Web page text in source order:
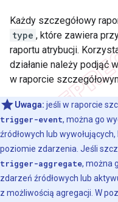
Każdy szczegółowy
type , które zawiera
raportu atrybucji.
działanie należy podjąć
w raporcie
Uwaga: jeśli w raporcie
trigger-event, można go
źródłowych lub
poziomie zdarzenia. Jeśli
trigger-aggregate, można
zdarzeń źródłowych lub
z możliwością agregacji. W